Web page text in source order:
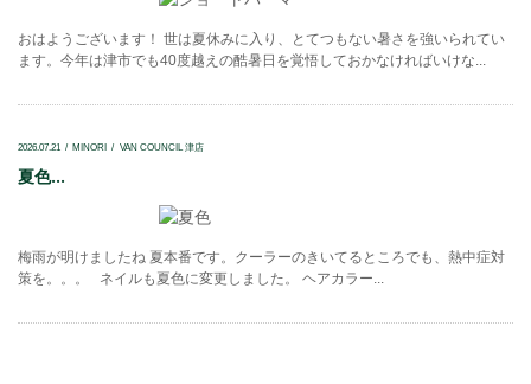
おはようございます！ 世は夏休みに入り、とてつもない暑さを強いられてい
ます。今年は津市でも40度越えの酷暑日を覚悟しておかなければいけな...
2026.07.21 MINORI VAN COUNCIL 津店
夏色...
梅雨が明けましたね 夏本番です。クーラーのきいてるところでも、熱中症対
策を。。。 ネイルも夏色に変更しました。 ヘアカラー...